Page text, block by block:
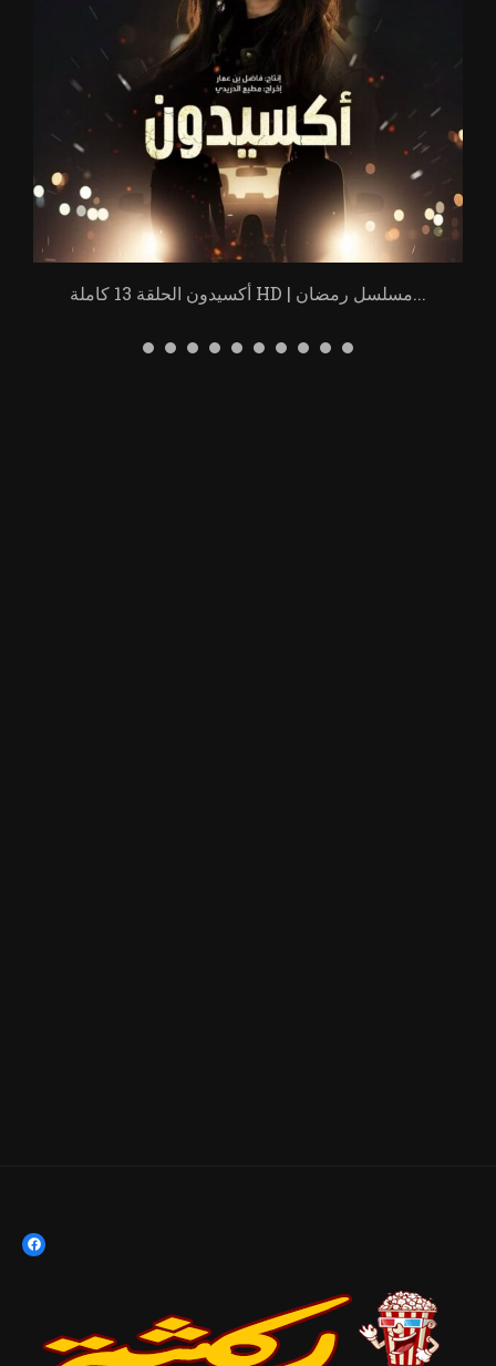
أكسيدون الحلقة 13 كاملة HD | مسلسل رمضان...